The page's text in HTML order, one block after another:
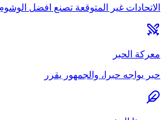
الاتحادات غير المتوقعة تصنع افضل الوشوم
معركة الحبر
حبر يواجه حبرا، والجمهور يقرر